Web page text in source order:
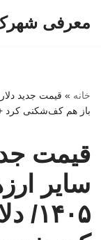
معرفی
خانه »
باز هم کف‌شکنی کرد
قیمت